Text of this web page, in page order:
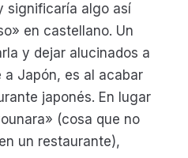
significaría algo así
en castellano. Un
y dejar alucinados a
Japón, es al acabar
japonés. En lugar
(cosa que no
un restaurante),